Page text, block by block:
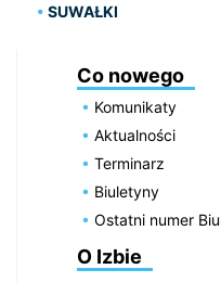
SUWAŁKI
Co nowego
Komunikaty
Aktualności
Terminarz
Biuletyny
Ostatni numer
O Izbie